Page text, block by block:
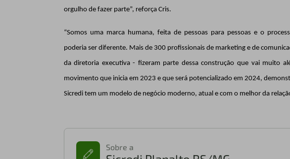
orgulho de fazer parte”, reforça Cris.
“Somos uma marca humana, feita de pessoas para pessoas e o
poderia ser diferente. Mais de 300 profissionais de marketing e de
da diretoria executiva - fizeram parte dessa construção que vai muito
movimento que inicia em 2023 e que será potencializado em 2024,
Sicredi tem um modelo de negócio moderno, atual e com o melhor da
Sobre a